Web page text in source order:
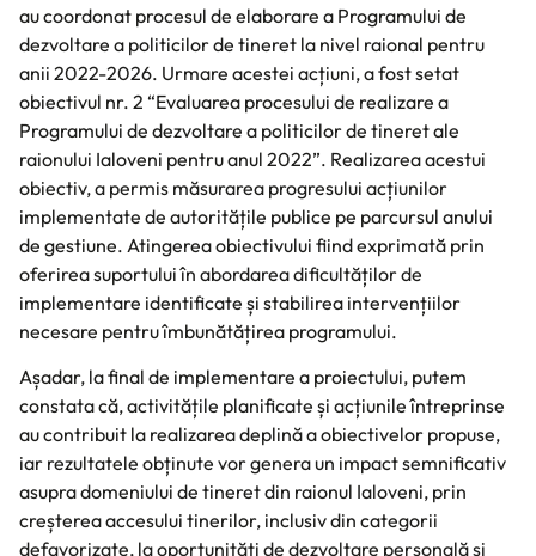
au coordonat procesul de elaborare a Programului de
dezvoltare a politicilor de tineret la nivel raional pentru
anii 2022-2026. Urmare acestei acțiuni, a fost setat
obiectivul nr. 2 “Evaluarea procesului de realizare a
Programului de dezvoltare a politicilor de tineret ale
raionului Ialoveni pentru anul 2022”. Realizarea acestui
obiectiv, a permis măsurarea progresului acțiunilor
implementate de autoritățile publice pe parcursul anului
de gestiune. Atingerea obiectivului fiind exprimată prin
oferirea suportului în abordarea dificultăților de
implementare identificate și stabilirea intervențiilor
necesare pentru îmbunătățirea programului.
Așadar, la final de implementare a proiectului, putem
constata că, activitățile planificate și acțiunile întreprinse
au contribuit la realizarea deplină a obiectivelor propuse,
iar rezultatele obținute vor genera un impact semnificativ
asupra domeniului de tineret din raionul Ialoveni, prin
creșterea accesului tinerilor, inclusiv din categorii
defavorizate, la oportunități de dezvoltare personală și